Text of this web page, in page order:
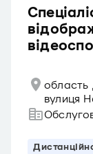
область
вулиця